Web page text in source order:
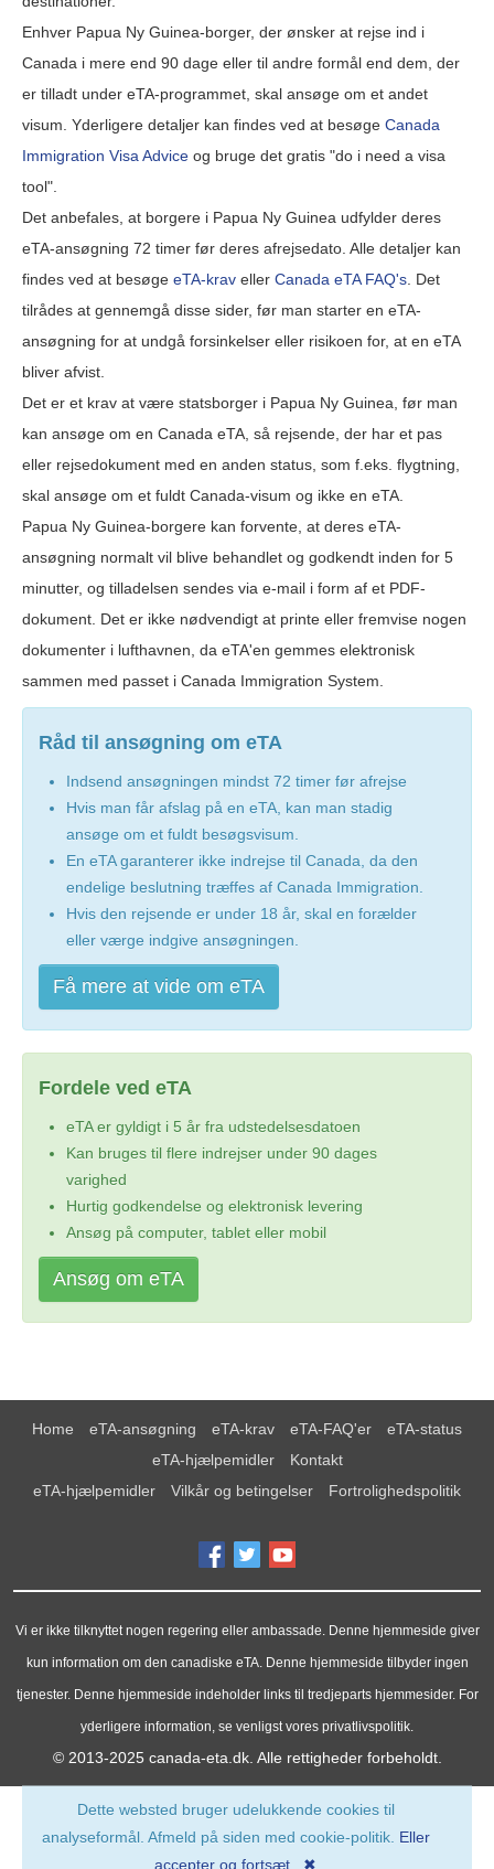
Enhver Papua Ny Guinea-borger, der ønsker at rejse ind i
Canada i mere end 90 dage eller til andre formål end dem, der
er tilladt under eTA-programmet, skal ansøge om et andet
visum. Yderligere detaljer kan findes ved at besøge Canada
Immigration Visa Advice og bruge det gratis "do i need a visa
tool".
Det anbefales, at borgere i Papua Ny Guinea udfylder deres
eTA-ansøgning 72 timer før deres afrejsedato. Alle detaljer kan
findes ved at besøge eTA-krav eller Canada eTA FAQ's . Det
tilrådes at gennemgå disse sider, før man starter en eTA-
ansøgning for at undgå forsinkelser eller risikoen for, at en eTA
bliver afvist.
Det er et krav at være statsborger i Papua Ny Guinea, før man
kan ansøge om en Canada eTA, så rejsende, der har et pas
eller rejsedokument med en anden status, som f.eks. flygtning,
skal ansøge om et fuldt Canada-visum og ikke en eTA.
Papua Ny Guinea-borgere kan forvente, at deres eTA-
ansøgning normalt vil blive behandlet og godkendt inden for 5
minutter, og tilladelsen sendes via e-mail i form af et PDF-
dokument. Det er ikke nødvendigt at printe eller fremvise nogen
dokumenter i lufthavnen, da eTA'en gemmes elektronisk
sammen med passet i Canada Immigration System.
Råd til ansøgning om eTA
Indsend ansøgningen mindst 72 timer før afrejse
Hvis man får afslag på en eTA, kan man stadig
ansøge om et fuldt besøgsvisum.
En eTA garanterer ikke indrejse til Canada, da den
endelige beslutning træffes af Canada Immigration.
Hvis den rejsende er under 18 år, skal en forælder
eller værge indgive ansøgningen.
Få mere at vide om eTA
Fordele ved eTA
eTA er gyldigt i 5 år fra udstedelsesdatoen
Kan bruges til flere indrejser under 90 dages
varighed
Hurtig godkendelse og elektronisk levering
Ansøg på computer, tablet eller mobil
Ansøg om eTA
Home eTA-ansøgning eTA-krav eTA-FAQ'er
eTA-status
eTA-hjælpemidler
Kontakt
eTA-hjælpemidler
Vilkår og betingelser Fortrolighedspolitik
Vi er ikke tilknyttet nogen regering eller ambassade. Denne hjemmeside giver
kun information om den canadiske eTA. Denne hjemmeside tilbyder ingen
tjenester. Denne hjemmeside indeholder links til tredjeparts hjemmesider. For
yderligere information, se venligst vores privatlivspolitik.
© 2013-2025 canada-eta.dk. Alle rettigheder forbeholdt.
Dette websted bruger udelukkende cookies til
analyseformål. Afmeld på siden med cookie-politik. Eller
accepter og fortsæt ✖